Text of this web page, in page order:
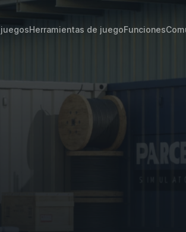
Herramientas de juegoFunciones